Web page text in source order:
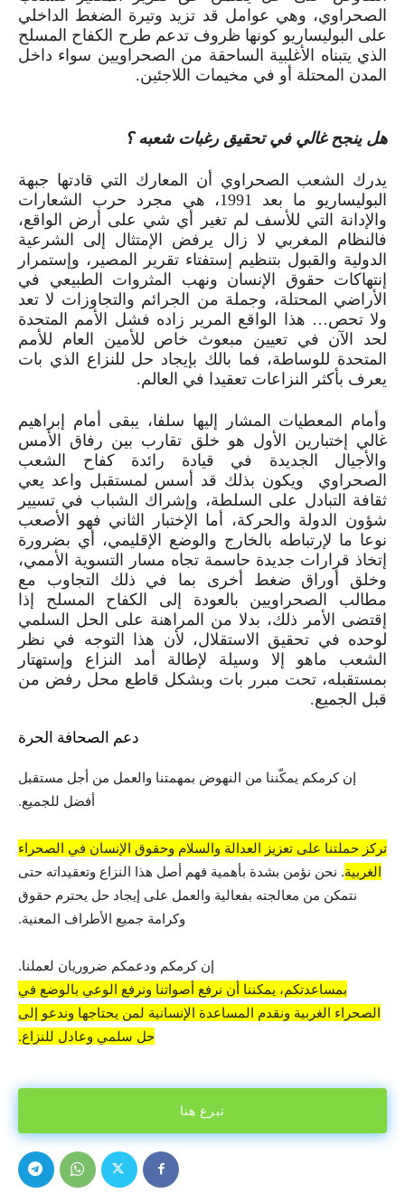
الصحراوي، وهي عوامل قد تزيد وتيرة الضغط الداخلي
على البوليساريو كونها ظروف تدعم طرح الكفاح المسلح
الذي يتبناه الأغلبية الساحقة من الصحراويين سواء داخل
المدن المحتلة أو في مخيمات اللاجئين.
هل ينجح غالي في تحقيق رغبات شعبه ؟
يدرك الشعب الصحراوي أن المعارك التي قادتها جبهة
البوليساريو ما بعد
1991، هي مجرد حرب الشعارات
والإدانة التي للأسف لم تغير أي شي على أرض الواقع،
فالنظام المغربي لا زال يرفض الإمتثال إلى الشرعية
الدولية والقبول بتنظيم إستفتاء تقرير المصير، وإستمرار
إنتهاكات حقوق الإنسان ونهب المثروات الطبيعي في
الأراضي المحتلة، وجملة من الجرائم والتجاوزات لا تعد
ولا تحص… هذا الواقع المرير زاده فشل الأمم المتحدة
لحد الآن في تعيين مبعوث خاص للأمين العام للأمم
المتحدة للوساطة، فما بالك بإيجاد حل للنزاع الذي بات
يعرف بأكثر النزاعات تعقيدا في العالم.
وأمام المعطيات المشار إليها سلفا، يبقى أمام إبراهيم
غالي إختبارين الأول هو خلق تقارب بين رفاق الأمس
والأجيال الجديدة في قيادة رائدة كفاح الشعب
الصحراوي ويكون بذلك قد أسس لمستقبل واعد يعي
ثقافة التبادل على السلطة، وإشراك الشباب في تسيير
شؤون الدولة والحركة، أما الإختبار الثاني فهو الأصعب
نوعا ما لإرتباطه بالخارج والوضع الإقليمي، أي بضرورة
إتخاذ قرارات جديدة حاسمة تجاه مسار التسوية الأممي،
وخلق أوراق ضغط أخرى بما في ذلك التجاوب مع
مطالب الصحراويين بالعودة إلى الكفاح المسلح إذا
إقتضى الأمر ذلك، بدلا من المراهنة على الحل السلمي
لوحده في تحقيق الاستقلال، لأن هذا التوجه في نظر
الشعب ماهو إلا وسيلة لإطالة أمد النزاع وإستهتار
بمستقبله، تحت مبرر بات وبشكل قاطع محل رفض من
قبل الجميع.
دعم الصحافة الحرة
إن كرمكم يمكّننا من النهوض بمهمتنا والعمل من أجل مستقبل
أفضل للجميع.
تركز حملتنا على تعزيز العدالة والسلام وحقوق الإنسان في الصحراء
الغربية. نحن نؤمن بشدة بأهمية فهم أصل هذا النزاع وتعقيداته حتى
نتمكن من معالجته بفعالية والعمل على إيجاد حل يحترم حقوق
وكرامة جميع الأطراف المعنية.
إن كرمكم ودعمكم ضروريان لعملنا.
بمساعدتكم، يمكننا أن نرفع أصواتنا ونرفع الوعي بالوضع في
الصحراء الغربية ونقدم المساعدة الإنسانية لمن يحتاجها وندعو إلى
حل سلمي وعادل للنزاع.
تبرع هنا